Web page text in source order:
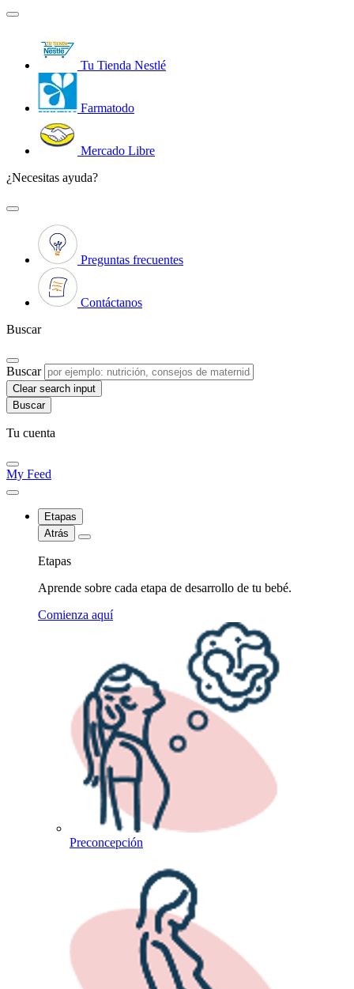
Tu Tienda Nestlé
Farmatodo
Mercado Libre
¿Necesitas ayuda?
Preguntas frecuentes
Contáctanos
Buscar
Buscar
Clear search input
Tu cuenta
My Feed
Etapas
Atrás
Etapas
Aprende sobre cada etapa de desarrollo de tu bebé.
Comienza aquí
Preconcepción